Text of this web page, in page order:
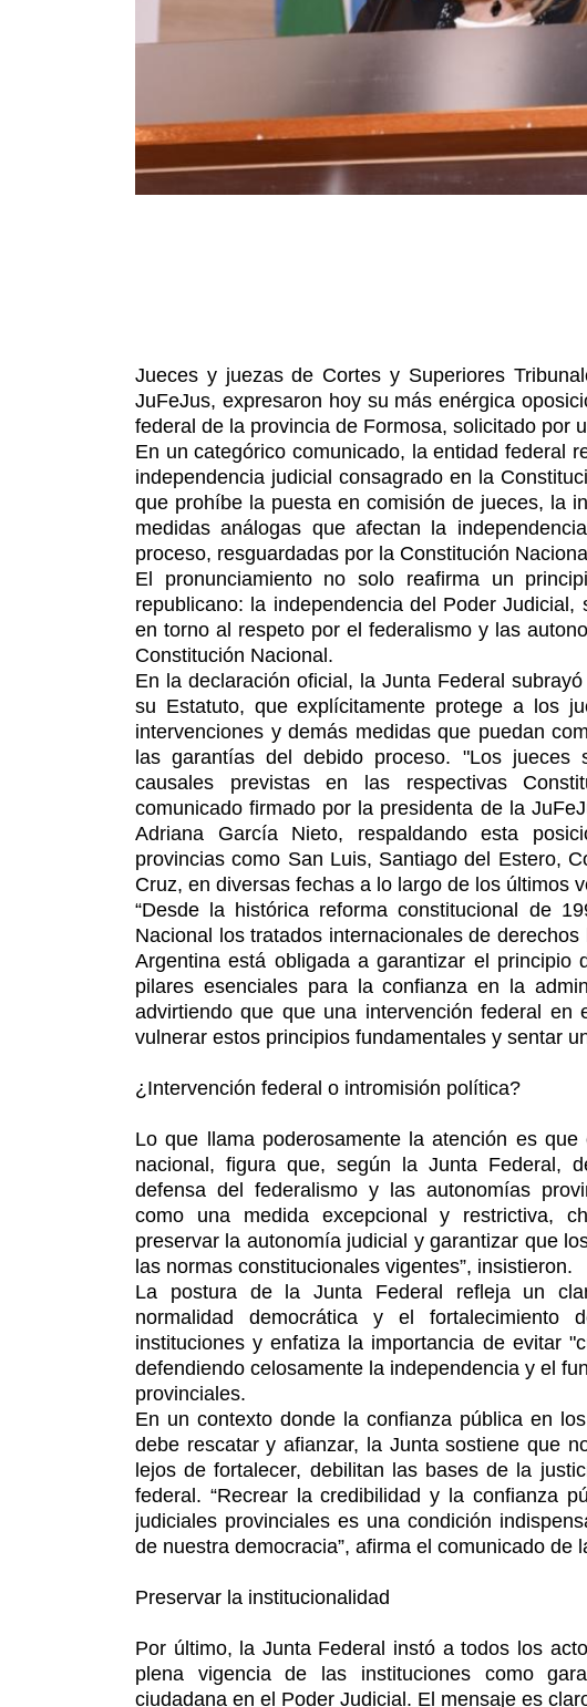
Jueces y juezas de Cortes y Superiores
JuFeJus, expresaron hoy su más enérgica
federal de la provincia de Formosa, solicitado por
En un categórico comunicado, la entidad federal
independencia judicial consagrado en la
que prohíbe la puesta en comisión de jueces, la
medidas análogas que afectan la
proceso, resguardadas por la Constitución
El pronunciamiento no solo reafirma un
republicano: la independencia del Poder
en torno al respeto por el federalismo y las
Constitución Nacional.
En la declaración oficial, la Junta Federal
su Estatuto, que explícitamente protege a los
intervenciones y demás medidas que puedan
las garantías del debido proceso. "Los
causales previstas en las respectivas
comunicado firmado por la presidenta de la
Adriana García Nieto, respaldando esta
provincias como San Luis, Santiago del Estero,
Cruz, en diversas fechas a lo largo de los últimos
“Desde la histórica reforma constitucional de
Nacional los tratados internacionales de
Argentina está obligada a garantizar el principio
pilares esenciales para la confianza en la
advirtiendo que que una intervención federal en
vulnerar estos principios fundamentales y sentar
¿Intervención federal o intromisión política?
Lo que llama poderosamente la atención es
nacional, figura que, según la Junta Federal,
defensa del federalismo y las autonomías
como una medida excepcional y restrictiva,
preservar la autonomía judicial y garantizar que
las normas constitucionales vigentes”, insistieron.
La postura de la Junta Federal refleja un
normalidad democrática y el
instituciones y enfatiza la importancia de evitar
defendiendo celosamente la independencia y el
provinciales.
En un contexto donde la confianza pública en
debe rescatar y afianzar, la Junta sostiene que
lejos de fortalecer, debilitan las bases de la
federal. “Recrear la credibilidad y la confianza
judiciales provinciales es una condición
de nuestra democracia”, afirma el comunicado de
Preservar la institucionalidad
Por último, la Junta Federal instó a todos los
plena vigencia de las instituciones como
ciudadana en el Poder Judicial. El mensaje es